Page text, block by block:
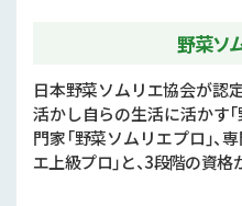
野菜ソ
日本野菜ソムリエ協会が認
活かし自らの生活に活かす「
門家「野菜ソムリエプロ」、
エ上級プロ」と、3段階の資格